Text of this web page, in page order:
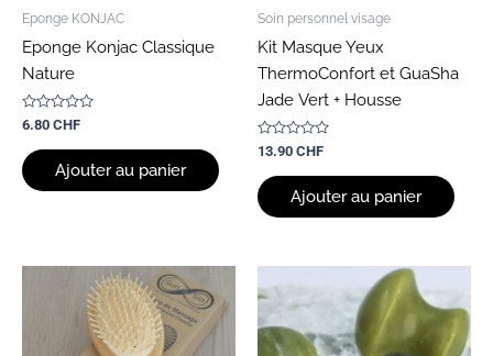
Eponge KONJAC
Eponge Konjac Classique
Nature
Note
sur
5
6.80 CHF
Ajouter au panier
Soin personnel visage
Kit Masque Yeux
ThermoConfort et GuaSha
Jade Vert + Housse
Note
sur
5
13.90 CHF
Ajouter au panier